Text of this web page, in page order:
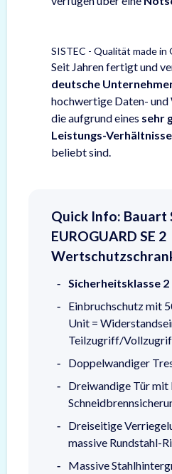
SISTEC - Qualität made in
Seit Jahren fertigt und
deutsche
hochwertige Daten-
die aufgrund eines sehr
Leistungs-
beliebt sind.
Quick Info: Bauart
EUROGUARD SE 2
Sicherheitsklasse 2
Einbruchschutz mit
Unit =
Teilzugriff/
Doppelwandiger
Dreiwandige Tür mit
Dreiseitige
massive Rundstahl-
Massive